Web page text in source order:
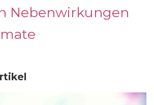
Nebenwirkungen